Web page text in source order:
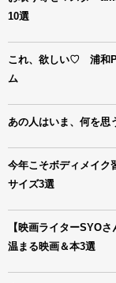
10選
これ、欲しい♡ 浦和
ム
あの人はいま、何を
今年こそボディメイ
サイズ3選
【映画ライターSYO
温まる映画＆本3選